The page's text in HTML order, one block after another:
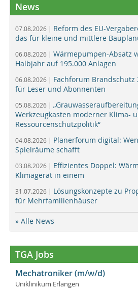
News
07.08.2026 | Reform des EU-
das für kleine und mittlere
06.08.2026 | Wärmepumpen-Absatz
Halbjahr auf 195.000 Anlagen
06.08.2026 | Fachforum Brandschutz
für Leser und Abonnenten
05.08.2026 |
Werkzeugkasten moderner Klima-
Ressourcenschutzpolitik“
04.08.2026 | Planerforum digital:
Spielräume schafft
03.08.2026 | Effizientes Doppel:
Klimagerät in einem
31.07.2026 | Lösungskonzepte zu
für Mehrfamilienhäuser
» Alle News
TGA Jobs
Mechatroniker (m/w/d)
Uniklinikum Erlangen